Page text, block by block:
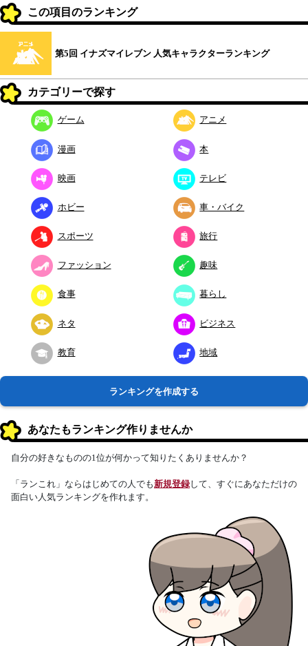
この項目のランキング
第5回 イナズマイレブン 人気キャラクターランキング
カテゴリーで探す
ゲーム アニメ
漫画 本
映画 テレビ
ホビー 車・バイク
スポーツ 旅行
ファッション 趣味
食事 暮らし
ネタ ビジネス
教育 地域
ランキングを作成する
あなたもランキング作りませんか
自分の好きなものの1位が何かって知りたくありませんか？
「ランこれ」ならはじめての人でも新規登録して、すぐにあなただけの
面白い人気ランキングを作れます。